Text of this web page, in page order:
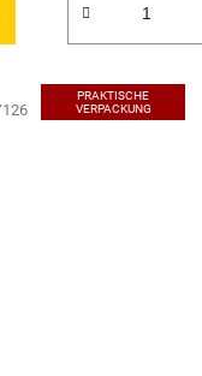
PRAKTISCHE
VERPACKUNG